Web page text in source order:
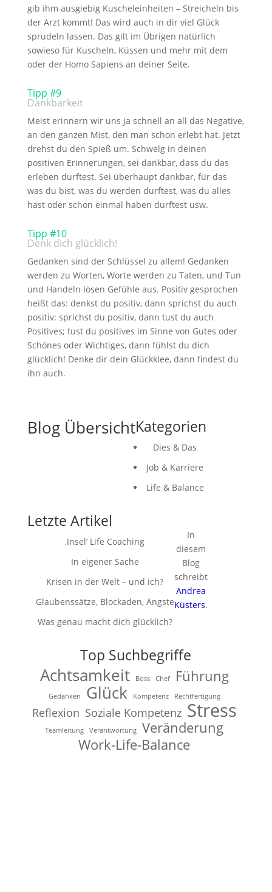
gib ihm ausgiebig Kuscheleinheiten – Streicheln bis
der Arzt kommt! Das wird auch in dir viel Glück
sprudeln lassen. Das gilt im Übrigen natürlich
sowieso für Kuscheln, Küssen und mehr mit dem
oder der Homo Sapiens an deiner Seite.
Tipp #9
Dankbarkeit
Meist erinnern wir uns ja schnell an all das Negative,
an den ganzen Mist, den man schon erlebt hat. Jetzt
drehst du den Spieß um. Schwelg in deinen
positiven Erinnerungen, sei dankbar, dass du das
erleben durftest. Sei überhaupt dankbar, für das
was du bist, was du werden durftest, was du alles
hast oder schon einmal haben durftest usw.
Tipp #10
Denk dich glücklich!
Gedanken sind der Schlüssel zu allem! Gedanken
werden zu Worten, Worte werden zu Taten, und Tun
und Handeln lösen Gefühle aus. Positiv gesprochen
heißt das: denkst du positiv, dann sprichst du auch
positiv; sprichst du positiv, dann tust du auch
Positives; tust du positives im Sinne von Gutes oder
Schönes oder Wichtiges, dann fühlst du dich
glücklich! Denke dir dein Glückklee, dann findest du
ihn auch.
Blog ÜbersichtKategorien
Dies & Das
Job & Karriere
Life & Balance
Letzte Artikel
‚Insel‘ Life Coaching
In eigener Sache
Krisen in der Welt – und ich?
Glaubenssätze, Blockaden, Ängste
Was genau macht dich glücklich?
In
diesem
Blog
schreibt
Andrea
Küsters.
Top Suchbegriffe
Achtsamkeit Boss Chef Führung
Gedanken Glück Kompetenz Rechtfertigung
Reflexion Soziale Kompetenz Stress
Teamleitung Verantwortung
Veränderung
Work-Life-Balance